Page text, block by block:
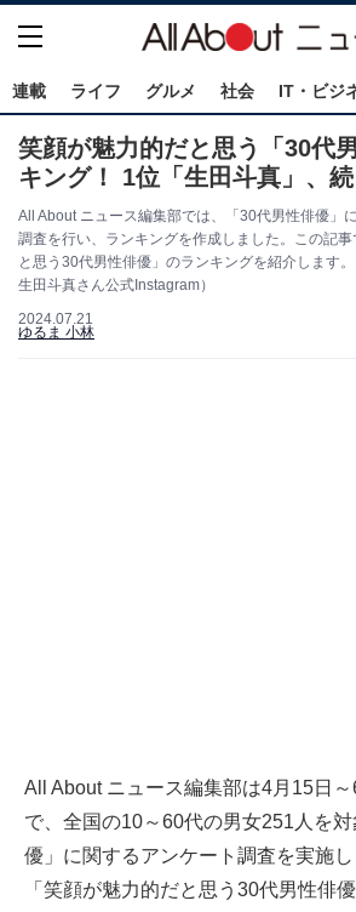
連載 ライフ グルメ 社会 IT・ビジ
笑顔が魅力的だと思う「30代
キング！ 1位「生田斗真」、
All About ニュース編集部では、「30代男性俳優」
調査を行い、ランキングを作成しました。この記
と思う30代男性俳優」のランキングを紹介します
生田斗真さん公式Instagram）
2024.07.21
ゆるま 小林
All About ニュース編集部は4月15日
で、全国の10～60代の男女251人を
優」に関するアンケート調査を実施し
「笑顔が魅力的だと思う30代男性俳